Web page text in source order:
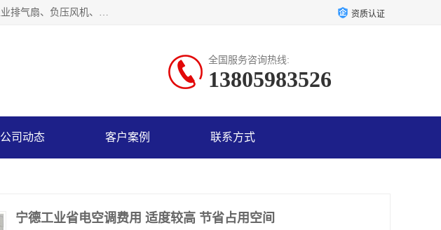
泉州力顺电器有限公司主营：泉州降温水帘、泉州负压风机、泉州冷风机空调、工业排气扇、冷风机、工业排气扇、负压风机、负压风机、水冷空调、降温水帘等产品。为用户解决了通风、降温、除味、除尘等难题，其环保、节能的理念与用户的实践检验结果相吻合，赢得了广大客户的信誉和青睐。 资质认证
全国服务咨询热线:
13805983526
公司动态 客户案例 联系方式
宁德工业省电空调费用 适度较高 节省占用空间